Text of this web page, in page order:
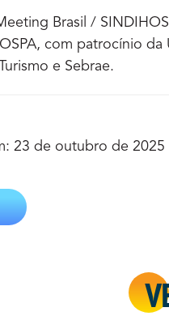
Brasil /
com patrocínio
e Sebrae.
23 de outubro de 2025